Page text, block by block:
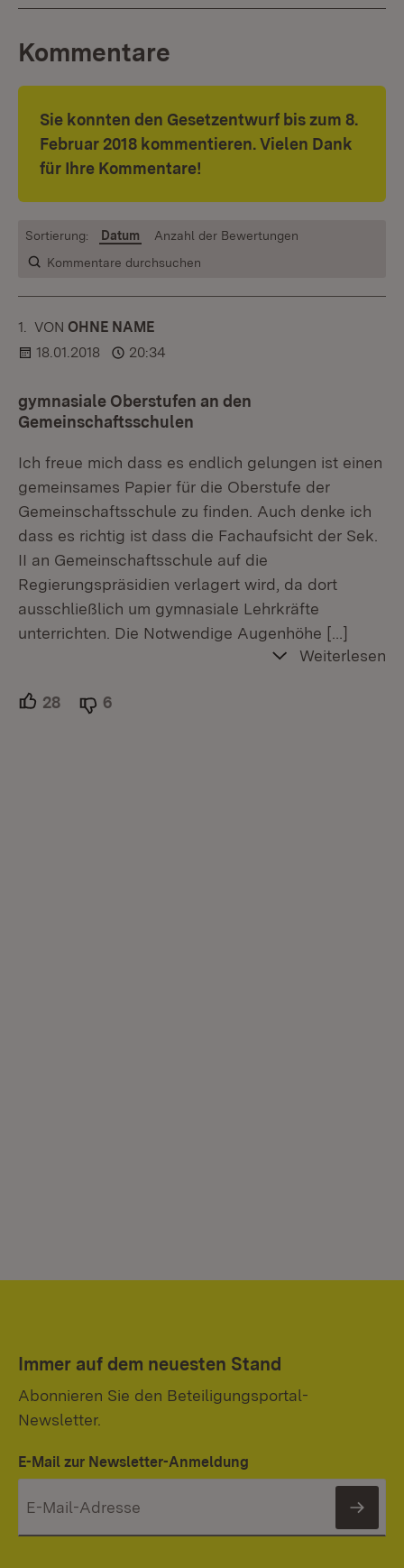
Kommentare
Sie konnten den Gesetzentwurf bis zum 8.
Februar 2018 kommentieren. Vielen Dank
für Ihre Kommentare!
Kommentare durchsuchen
Sortierung: Datum Anzahl der Bewertungen
1. KOMMENTAR
VON :OHNE NAME
18.01.2018
20:34
gymnasiale Oberstufen an den
Gemeinschaftsschulen
Ich freue mich dass es endlich gelungen ist einen
gemeinsames Papier für die Oberstufe der
Gemeinschaftsschule zu finden. Auch denke ich
dass es richtig ist dass die Fachaufsicht der Sek.
II an Gemeinschaftsschule auf die
Regierungspräsidien verlagert wird, da dort
ausschließlich um gymnasiale Lehrkräfte
unterrichten. Die Notwendige Augenhöhe […]
Weiterlesen
28 Unterstützer.
6
Immer auf dem neuesten Stand
Abonnieren Sie den Beteiligungsportal-
Newsletter.
E-Mail zur Newsletter-Anmeldung